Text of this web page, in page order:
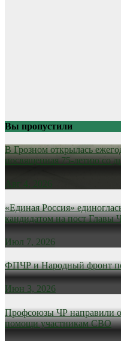
Вы пропустили
В Грозном открылась
посвященная 75-летию со
Авг 4, 2026
«Единая Россия»
кандидатом на пост Главы
Июл 7, 2026
ФПЧР и Народный фронт
Июн 3, 2026
Профсоюзы ЧР направили
помощи участникам СВО